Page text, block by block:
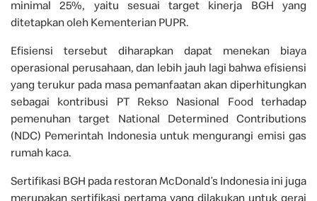
minimal 25%, yaitu sesuai target kinerja BGH yang
ditetapkan oleh Kementerian PUPR.
Efisiensi tersebut diharapkan dapat menekan biaya
operasional perusahaan, dan lebih jauh lagi bahwa efisiensi
yang terukur pada masa pemanfaatan akan diperhitungkan
sebagai kontribusi PT Rekso Nasional Food terhadap
pemenuhan target National Determined Contributions
(NDC) Pemerintah Indonesia untuk mengurangi emisi gas
rumah kaca.
Sertifikasi BGH pada restoran McDonald’s Indonesia ini juga